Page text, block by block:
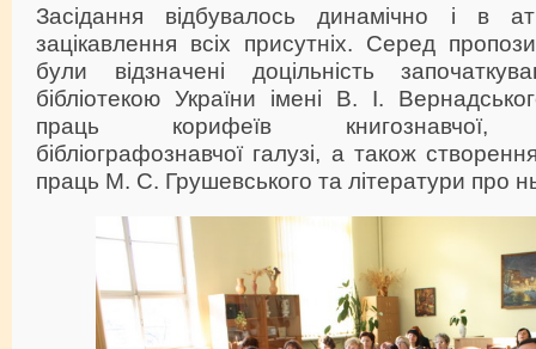
Засідання відбувалось динамічно і в
зацікавлення всіх присутніх. Серед
були відзначені доцільність
бібліотекою України імені В. І.
праць корифеїв книгознавчої,
бібліографознавчої галузі, а також
праць М. С. Грушевського та літератури про